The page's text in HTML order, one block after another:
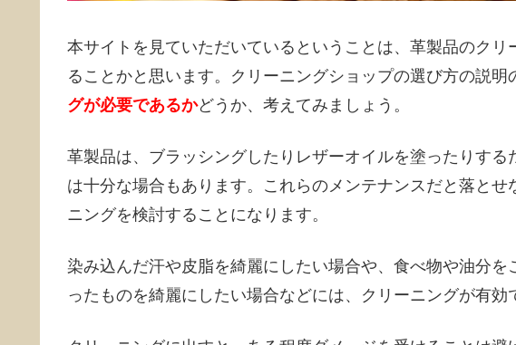
本サイトを見ていただいているということは、革製品のク
ることかと思います。クリーニングショップの選び方の説明
グが必要であるかどうか、考えてみましょう。
革製品は、ブラッシングしたりレザーオイルを塗ったりす
は十分な場合もあります。これらのメンテナンスだと落と
ニングを検討することになります。
染み込んだ汗や皮脂を綺麗にしたい場合や、食べ物や油分
ったものを綺麗にしたい場合などには、クリーニングが有効